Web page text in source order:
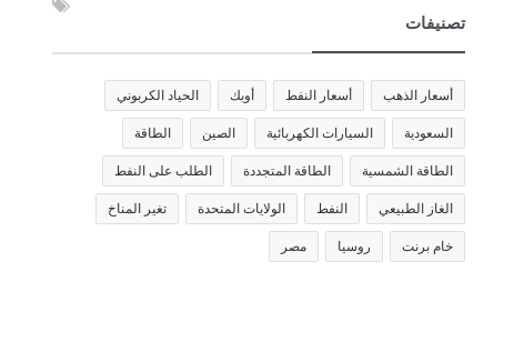
تصنيفات
أسعار الذهب أسعار النفط أوبك الحياد الكربوني
السعودية السيارات الكهربائية الصين الطاقة
الطاقة الشمسية الطاقة المتجددة الطلب على النفط
الغاز الطبيعي النفط الولايات المتحدة تغير المناخ
خام برنت روسيا مصر